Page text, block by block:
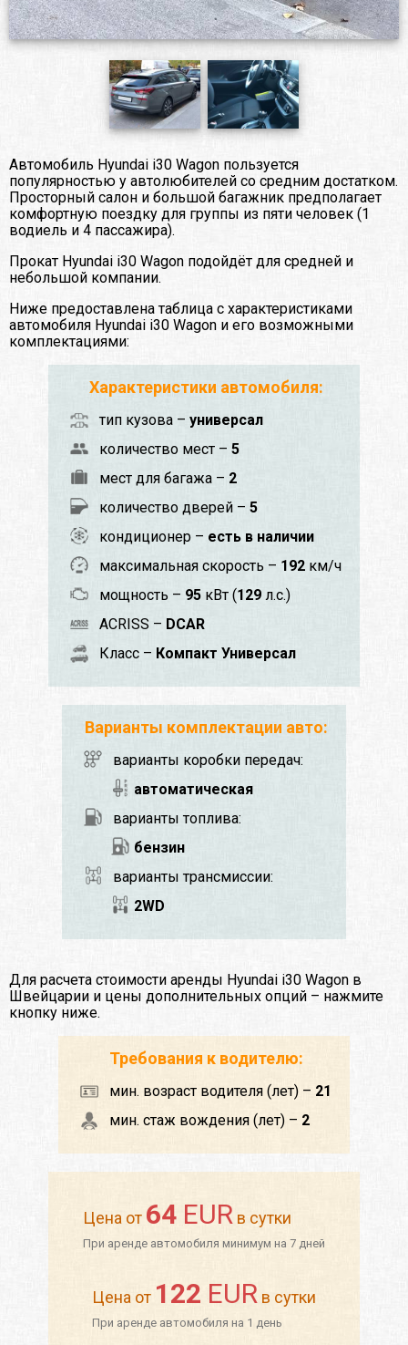
Автомобиль Hyundai i30 Wagon пользуется
популярностью у автолюбителей со средним достатком.
Просторный салон и большой багажник предполагает
комфортную поездку для группы из пяти человек (1
водиель и 4 пассажира).
Прокат Hyundai i30 Wagon подойдёт для средней и
небольшой компании.
Ниже предоставлена таблица с характеристиками
автомобиля Hyundai i30 Wagon и его возможными
комплектациями:
Характеристики автомобиля:
тип кузова – универсал
количество мест – 5
мест для багажа – 2
количество дверей – 5
кондиционер – есть в наличии
максимальная скорость – 192 км/ч
мощность – 95 кВт (129 л.с.)
ACRISS – DCAR
Класс – Компакт Универсал
Варианты комплектации авто:
варианты коробки передач:
автоматическая
варианты топлива:
бензин
варианты трансмиссии:
2WD
Для расчета стоимости аренды Hyundai i30 Wagon в
Швейцарии и цены дополнительных опций – нажмите
кнопку ниже.
Требования к водителю:
мин. возраст водителя (лет) – 21
мин. стаж вождения (лет) – 2
Цена от 64 EUR в сутки
При аренде автомобиля минимум на 7 дней
Цена от 122 EUR в сутки
При аренде автомобиля на 1 день